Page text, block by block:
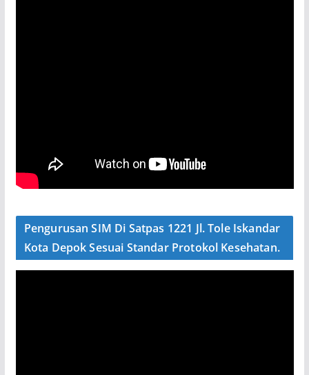
Pengurusan SIM Di Satpas 1221 Jl. Tole Iskandar
Kota Depok Sesuai Standar Protokol Kesehatan.